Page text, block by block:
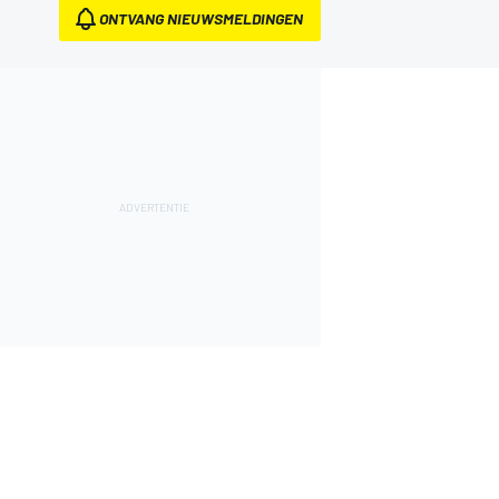
ONTVANG NIEUWSMELDINGEN